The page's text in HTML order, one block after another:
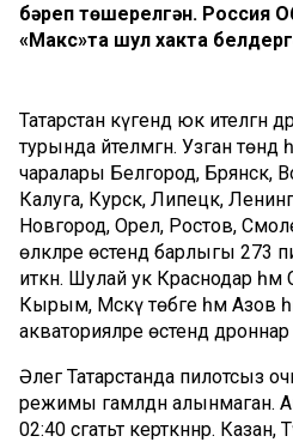
бәреп төшерелгән. Россия
«Макс»та шул хакта
Татарстан күгендә юк ителгән
турында әйтелмәгән. Узган
чаралары Белгород, Брянск,
Калуга, Курск, Липецк,
Новгород, Орел, Ростов,
өлкәләре өстендә барлыгы
иткән. Шулай ук Краснодар
Кырым, Мәскәү төбәге һәм Азов
акваторияләре өстендә дроннар
Әлегә Татарстанда пилотсыз
режимы гамәлдән алынмаган.
02:40 сәгатьтә керткәннәр.